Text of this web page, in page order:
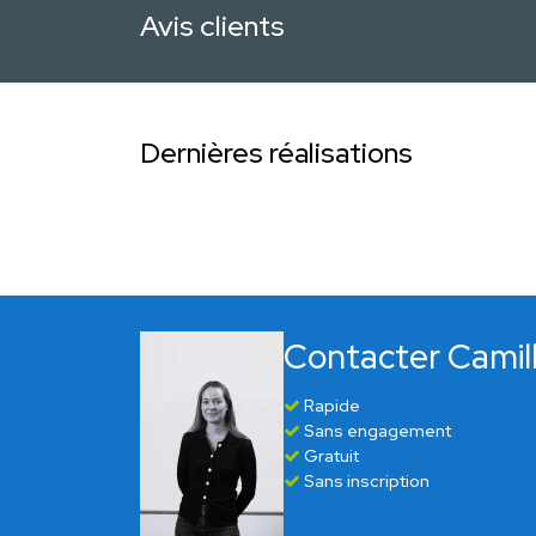
Avis clients
Dernières réalisations
Contacter
Rapide
Sans engagement
Gratuit
Sans inscription